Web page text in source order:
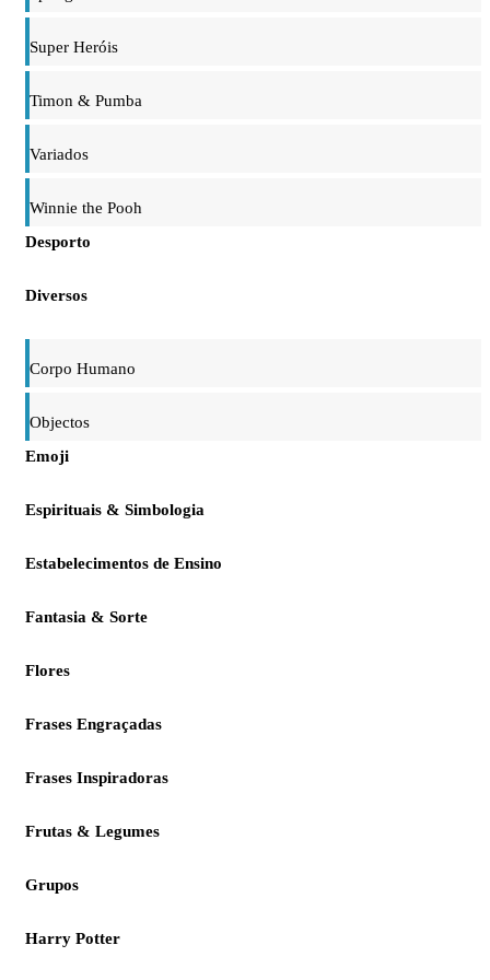
Super Heróis
Timon & Pumba
Variados
Winnie the Pooh
Desporto
Diversos
Corpo Humano
Objectos
Emoji
Espirituais & Simbologia
Estabelecimentos de Ensino
Fantasia & Sorte
Flores
Frases Engraçadas
Frases Inspiradoras
Frutas & Legumes
Grupos
Harry Potter